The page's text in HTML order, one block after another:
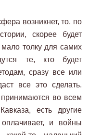
возникнет, то, по
скорее будет
толку для самих
те, кто будет
сразу все или
все это сделать.
во всем
есть другие
и войны